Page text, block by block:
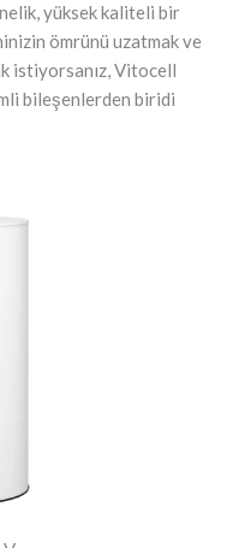
yüksek kaliteli bir
ömrünü uzatmak ve
istiyorsanız, Vitocell
bileşenlerden biridi